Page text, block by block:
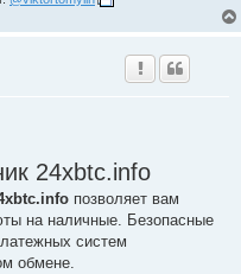
24xbtc.info
позволяет вам
на наличные. Безопасные
систем
обмене.